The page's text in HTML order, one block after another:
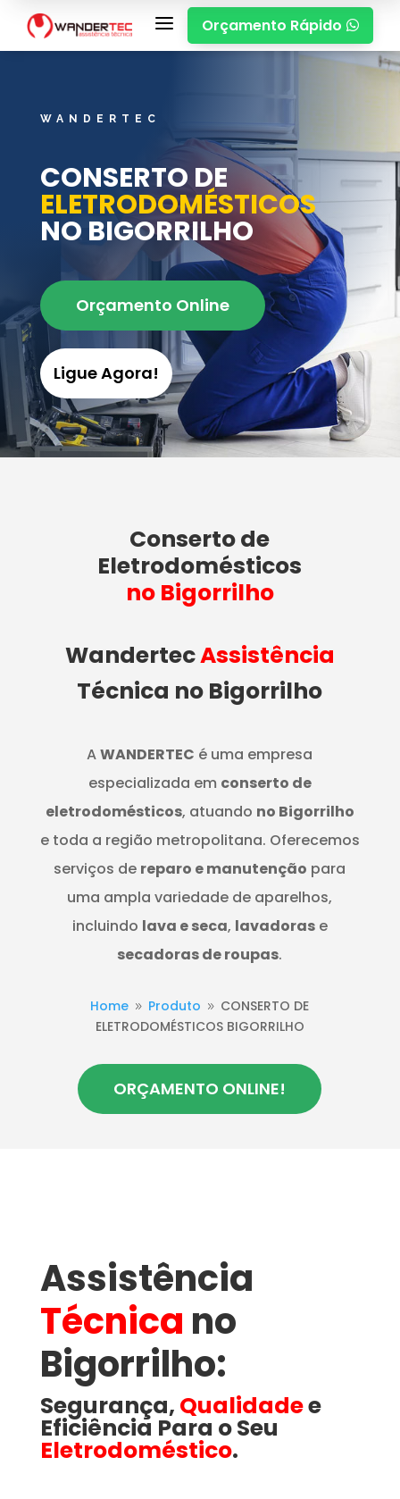
a Orçamento Rápido 
WANDERTEC
CONSERTO DE
ELETRODOMÉSTICOS
NO BIGORRILHO
Orçamento Online
Ligue Agora!
Conserto de
Eletrodomésticos
no Bigorrilho
WandertecAssistência
Técnica no Bigorrilho
AWANDERTEC é uma empresa
especializada em conserto de
eletrodomésticos, atuando no Bigorrilho
e toda a região metropolitana. Oferecemos
serviços de reparo e manutenção para
uma ampla variedade de aparelhos,
incluindo lava e seca, lavadorase
secadoras de roupas.
Home 9 Produto 9 CONSERTO DE
ELETRODOMÉSTICOS BIGORRILHO
ORÇAMENTO ONLINE!
Assistência
Técnica no
Bigorrilho​:
Segurança, Qualidadee
Eficiência Para o Seu
Eletrodoméstico.